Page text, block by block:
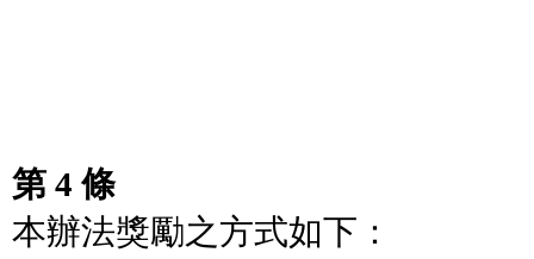
第 4 條
本辦法獎勵之方式如下：